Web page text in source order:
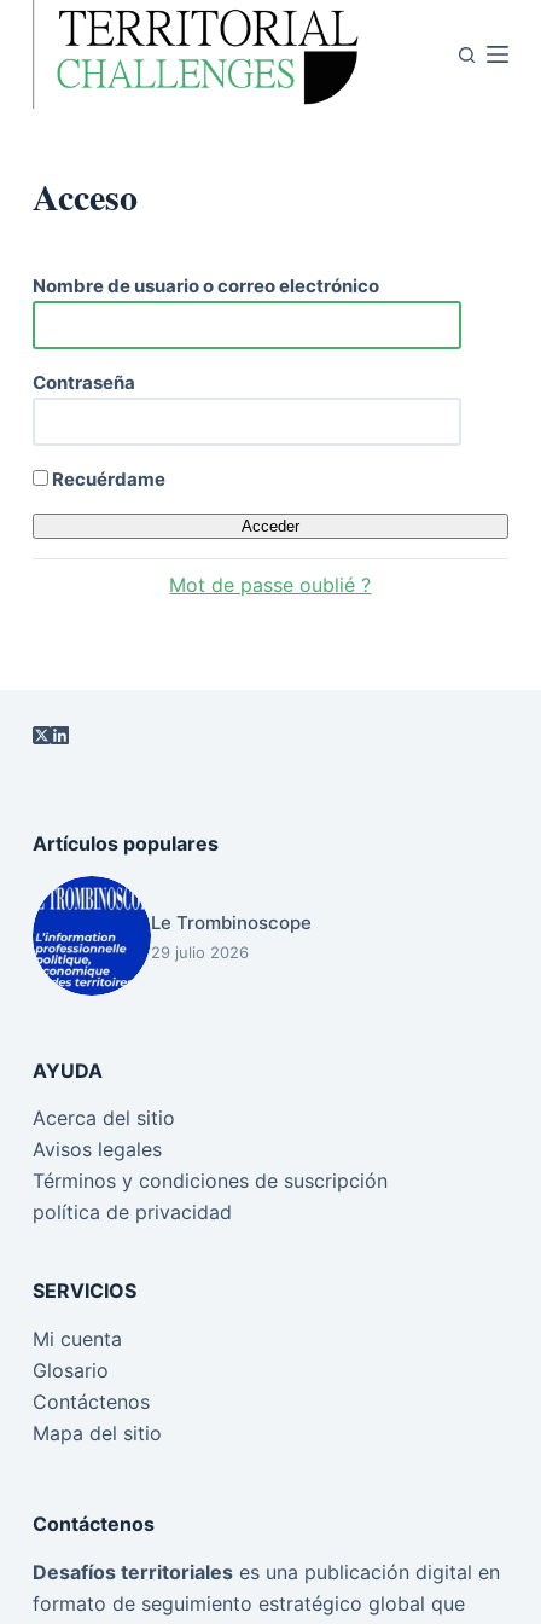
a
c
o
n
e
o
Acceso
Nombre de usuario o correo electrónico
Contraseña
Recuérdame
Mot de passe oublié ?
Artículos populares
Le Trombinoscope
29 julio 2026
AYUDA
Acerca del sitio
Avisos legales
Términos y condiciones de suscripción
política de privacidad
SERVICIOS
Mi cuenta
Glosario
Contáctenos
Mapa del sitio
Contáctenos
Desafíos territorialeses una publicación digital en
formato de seguimiento estratégico global que